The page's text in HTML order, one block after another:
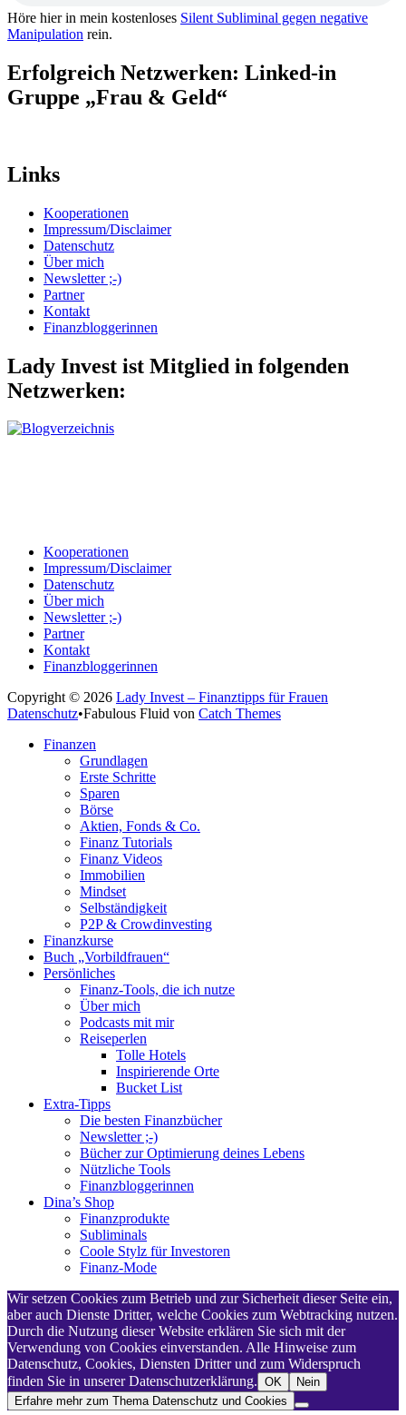
Höre hier in mein kostenloses Silent Subliminal gegen negative
Manipulation rein.
Erfolgreich Netzwerken: Linked-in
Gruppe „Frau & Geld“
Links
Kooperationen
Impressum/Disclaimer
Datenschutz
Über mich
Newsletter ;-)
Partner
Kontakt
Finanzbloggerinnen
Lady Invest ist Mitglied in folgenden
Netzwerken:
Kooperationen
Impressum/Disclaimer
Datenschutz
Über mich
Newsletter ;-)
Partner
Kontakt
Finanzbloggerinnen
Copyright © 2026 Lady Invest – Finanztipps für Frauen
Datenschutz•Fabulous Fluid von Catch Themes
oben
Finanzen
Grundlagen
Erste Schritte
Sparen
Börse
Aktien, Fonds & Co.
Finanz Tutorials
Finanz Videos
Immobilien
Mindset
Selbständigkeit
P2P & Crowdinvesting
Finanzkurse
Buch „Vorbildfrauen“
Persönliches
Finanz-Tools, die ich nutze
Über mich
Podcasts mit mir
Reiseperlen
Tolle Hotels
Inspirierende Orte
Bucket List
Extra-Tipps
Die besten Finanzbücher
Newsletter ;-)
Bücher zur Optimierung deines Lebens
Nützliche Tools
Finanzbloggerinnen
Dina’s Shop
Finanzprodukte
Subliminals
Coole Stylz für Investoren
Finanz-Mode
Wir setzen Cookies zum Betrieb und zur Sicherheit dieser Seite ein,
aber auch Dienste Dritter, welche Cookies zum Webtracking nutzen.
Durch die Nutzung dieser Website erklären Sie sich mit der
Verwendung von Cookies einverstanden. Alle Hinweise zum
Datenschutz, Cookies, Diensten Dritter und zum Widerspruch
finden Sie in unserer Datenschutzerklärung. OK
Nein
Erfahre mehr zum Thema Datenschutz und Cookies